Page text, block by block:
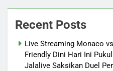
Recent Posts
Live Streaming Monaco
Friendly Dini Hari Ini
Jalalive Saksikan Duel